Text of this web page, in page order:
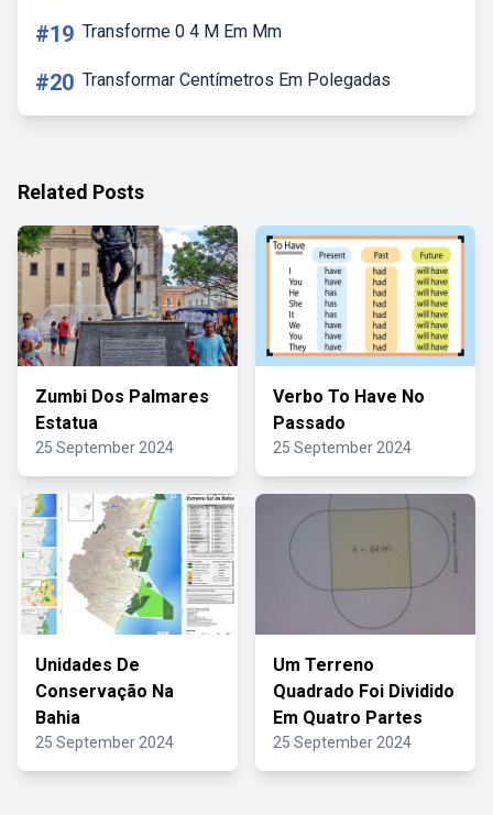
#19 Transforme 0 4 M Em Mm
#20 Transformar Centímetros Em Polegadas
Related Posts
Zumbi Dos Palmares
Estatua
25 September 2024
Verbo To Have No
Passado
25 September 2024
Unidades De
Conservação Na
Bahia
25 September 2024
Um Terreno
Quadrado Foi Dividido
Em Quatro Partes
25 September 2024